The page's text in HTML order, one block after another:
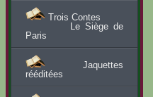
Trois Contes
Le Siège de
Paris
Jaquettes
rééditées